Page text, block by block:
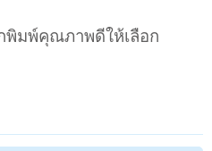
พิมพ์คุณภาพดีให้เลือก